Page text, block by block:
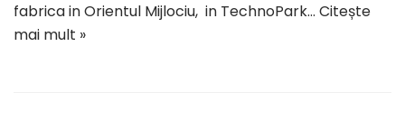
fabrica in Orientul Mijlociu, in TechnoPark… Citește
mai mult »